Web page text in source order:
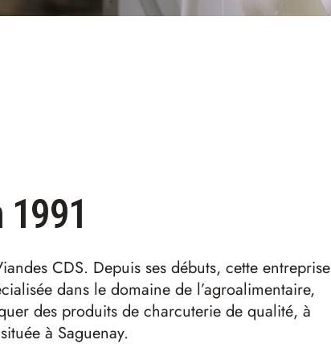
1991
CDS. Depuis ses débuts, cette entreprise
dans le domaine de l’agroalimentaire,
des produits de charcuterie de qualité, à
à Saguenay.